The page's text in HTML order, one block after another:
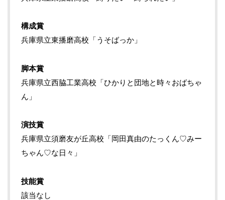
構成賞
兵庫県立東播磨高校「うそばっか」
脚本賞
兵庫県立西脇工業高校「ひかりと団地と時々おばちゃ
ん」
演技賞
兵庫県立須磨友が丘高校「岡田真由のたっくん♡みー
ちゃん♡な日々」
技能賞
該当なし